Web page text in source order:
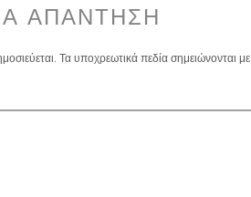
ΑΠΆΝΤΗΣΗ
Τα υποχρεωτικά πεδία σημειώνονται με